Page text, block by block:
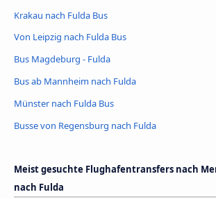
Krakau nach Fulda Bus
Von Leipzig nach Fulda Bus
Bus Magdeburg - Fulda
Bus ab Mannheim nach Fulda
Münster nach Fulda Bus
Busse von Regensburg nach Fulda
Meist gesuchte Flughafentransfers nach
nach Fulda